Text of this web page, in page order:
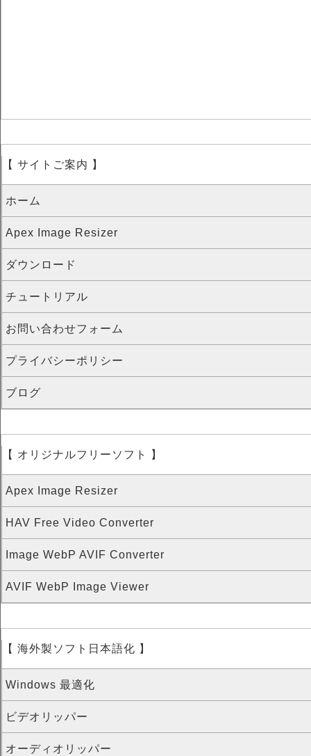
【 サイトご案内 】
ホーム
Apex Image Resizer
ダウンロード
チュートリアル
お問い合わせフォーム
プライバシーポリシー
ブログ
【 オリジナルフリーソフト 】
Apex Image Resizer
HAV Free Video Converter
Image WebP AVIF Converter
AVIF WebP Image Viewer
【 海外製ソフト日本語化 】
Windows 最適化
ビデオリッパー
オーディオリッパー